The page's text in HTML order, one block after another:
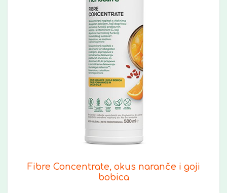
Fibre Concentrate, okus naranče i goji
bobica